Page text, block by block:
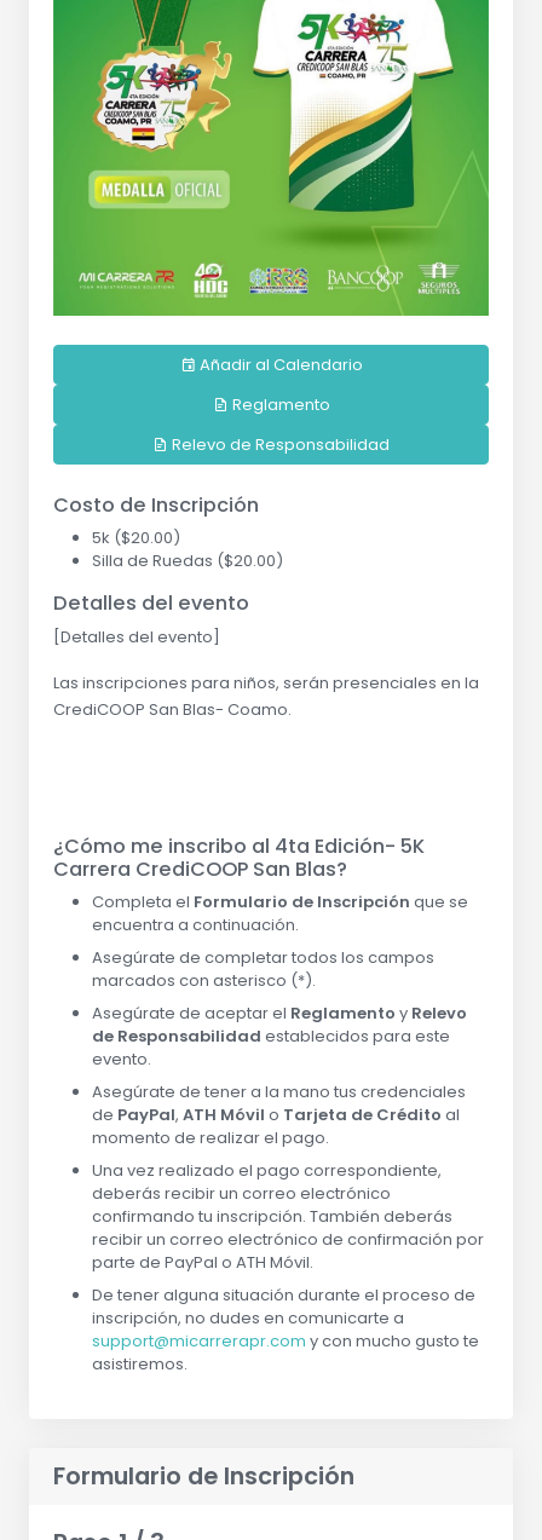
Añadir al Calendario
Reglamento
Relevo de Responsabilidad
Costo de Inscripción
5k ($20.00)
Silla de Ruedas ($20.00)
Detalles del evento
[Detalles del evento]
Las inscripciones para niños, serán presenciales en la
CrediCOOP San Blas- Coamo.
¿Cómo me inscribo al 4ta Edición- 5K
Carrera CrediCOOP San Blas?
Completa el Formulario de Inscripción que se
encuentra a continuación.
Asegúrate de completar todos los campos
marcados con asterisco (*).
Asegúrate de aceptar el Reglamento y Relevo
de Responsabilidad establecidos para este
evento.
Asegúrate de tener a la mano tus credenciales
de PayPal, ATH Móvil o Tarjeta de Crédito al
momento de realizar el pago.
Una vez realizado el pago correspondiente,
deberás recibir un correo electrónico
confirmando tu inscripción. También deberás
recibir un correo electrónico de confirmación por
parte de PayPal o ATH Móvil.
De tener alguna situación durante el proceso de
inscripción, no dudes en comunicarte a
support@micarrerapr.com y con mucho gusto te
asistiremos.
Formulario de Inscripción